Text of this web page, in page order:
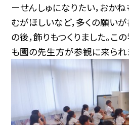
ーせんしゅになりたい，おか
むがほしいなど，多くの願い
の後，飾りもつくりました。こ
も園の先生方が参観に来られ